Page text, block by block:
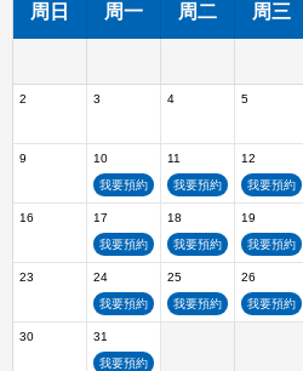
周日 周一 周二 周三
2 3 4 5
9 10 11 12
我要預約
我要預約 我要預約
16 17 18 19
我要預約
我要預約 我要預約
23 24 25 26
我要預約
我要預約 我要預約
30
31
我要預約